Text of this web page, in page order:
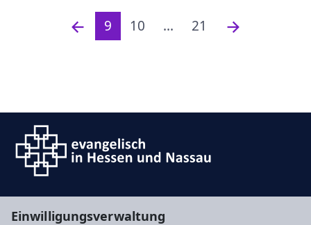
Einwilligungsverwaltung
9 10 ... 21
Suche